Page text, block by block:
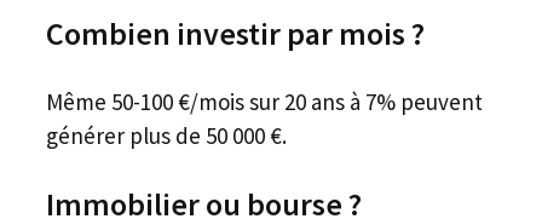
Combien investir par mois ?
Même 50-100 €/mois sur 20 ans à 7% peuvent
générer plus de 50 000 €.
Immobilier ou bourse ?